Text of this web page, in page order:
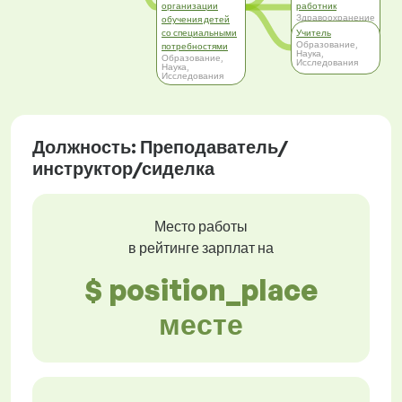
организации
обучения детей
со специальными
потребностями
Образование,
Наука,
Исследования
работник
Здравоохранение
и социальное
обеспечение
Учитель
Образование,
Наука,
Исследования
Должность: Преподаватель/
инструктор/сиделка
Место работы
в рейтинге зарплат на
$ position_place
месте